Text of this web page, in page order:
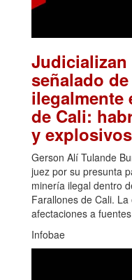
Judicializan
señalado
ilegalmente
de Cali:
y explosivos
Gerson Alí Tulande
juez por su presunta
minería ilegal dentro
Farallones de Cali.
afectaciones a
Infobae